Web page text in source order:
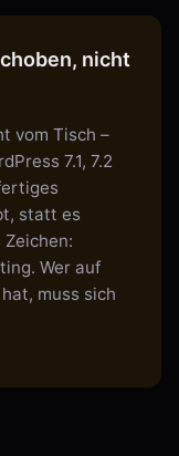
nicht
vom Tisch –
7.1, 7.2
statt es
Wer auf
muss sich